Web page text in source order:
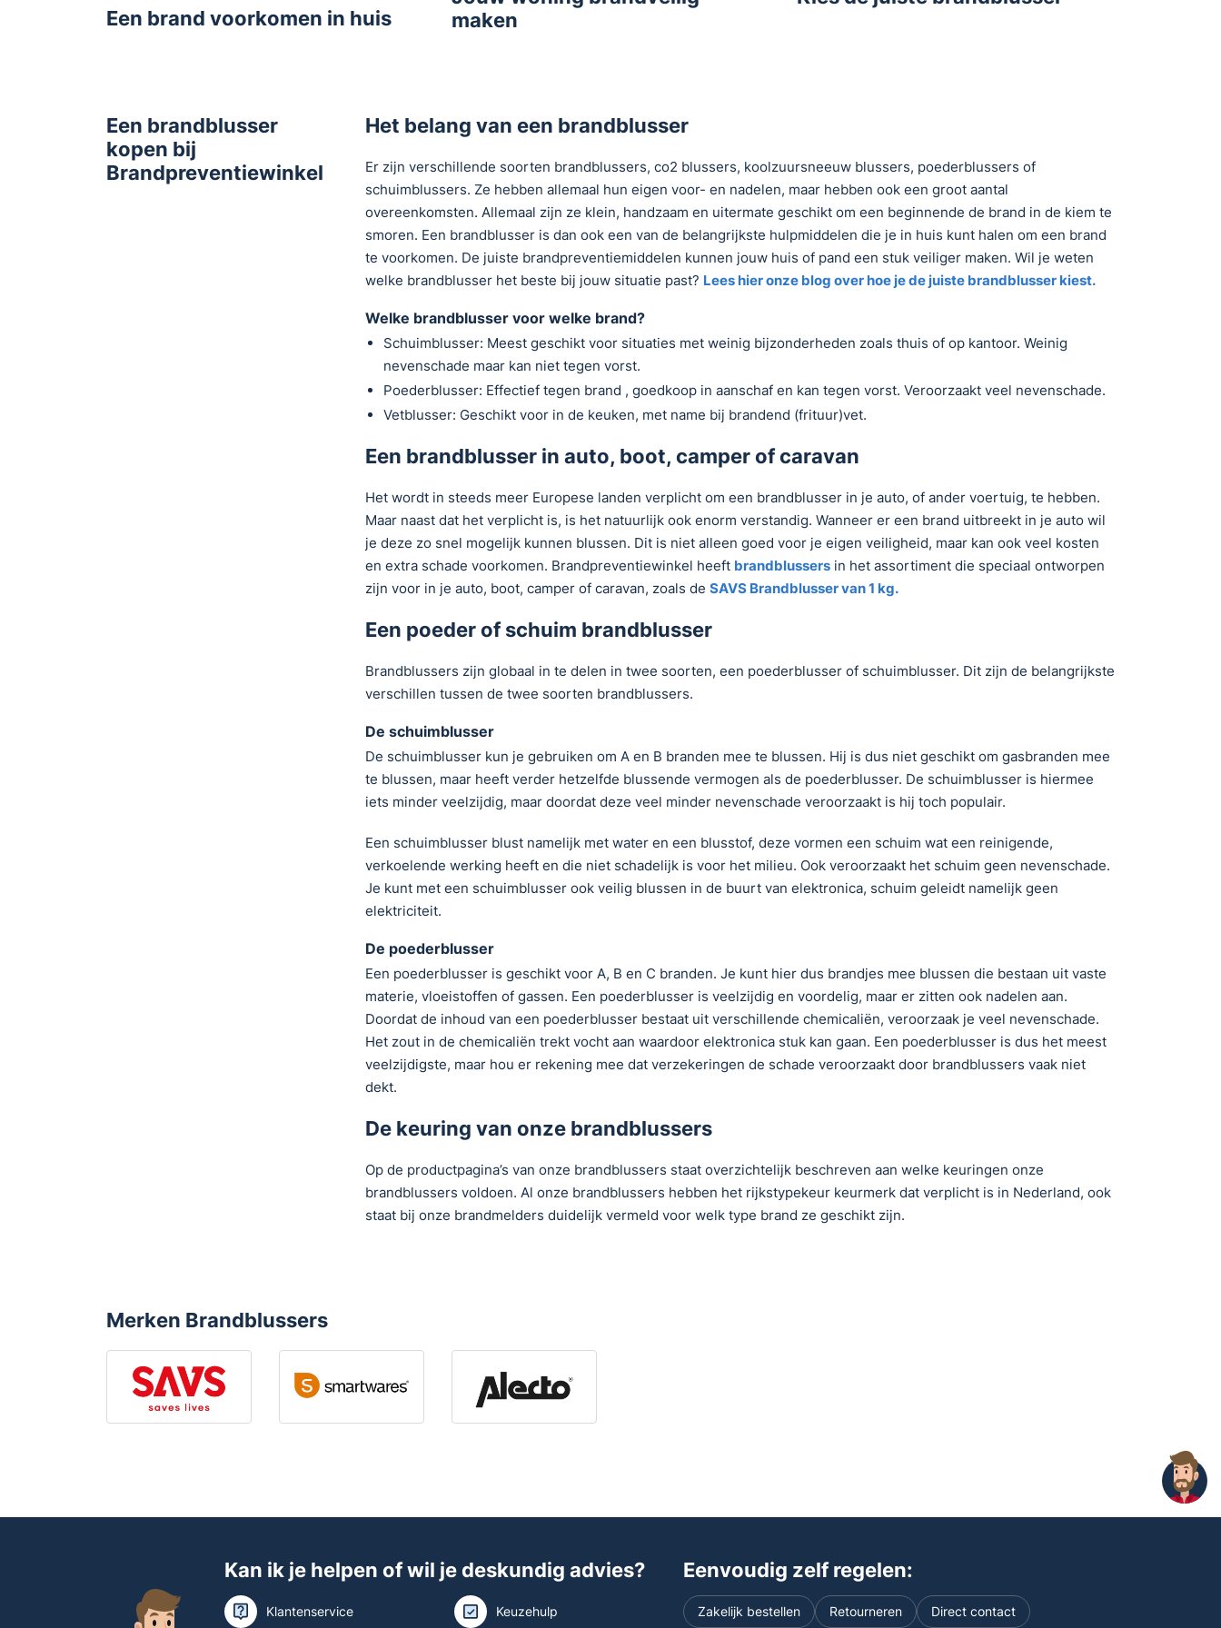
Een brand voorkomen in huis
maken
Een brandblusser
kopen bij
Brandpreventiewinkel
Het belang van een brandblusser
Er zijn verschillende soorten brandblussers, co2 blussers, koolzuursneeuw blussers, poederblussers of
schuimblussers. Ze hebben allemaal hun eigen voor- en nadelen, maar hebben ook een groot aantal
overeenkomsten. Allemaal zijn ze klein, handzaam en uitermate geschikt om een beginnende de brand in de kiem te
smoren. Een brandblusser is dan ook een van de belangrijkste hulpmiddelen die je in huis kunt halen om een brand
te voorkomen. De juiste brandpreventiemiddelen kunnen jouw huis of pand een stuk veiliger maken. Wil je weten
welke brandblusser het beste bij jouw situatie past? Lees hier onze blog over hoe je de juiste brandblusser kiest.
Welke brandblusser voor welke brand?
Schuimblusser: Meest geschikt voor situaties met weinig bijzonderheden zoals thuis of op kantoor. Weinig
nevenschade maar kan niet tegen vorst.
Poederblusser: Effectief tegen brand , goedkoop in aanschaf en kan tegen vorst. Veroorzaakt veel nevenschade.
Vetblusser: Geschikt voor in de keuken, met name bij brandend (frituur)vet.
Een brandblusser in auto, boot, camper of caravan
Het wordt in steeds meer Europese landen verplicht om een brandblusser in je auto, of ander voertuig, te hebben.
Maar naast dat het verplicht is, is het natuurlijk ook enorm verstandig. Wanneer er een brand uitbreekt in je auto wil
je deze zo snel mogelijk kunnen blussen. Dit is niet alleen goed voor je eigen veiligheid, maar kan ook veel kosten
en extra schade voorkomen. Brandpreventiewinkel heeft brandblussers in het assortiment die speciaal ontworpen
zijn voor in je auto, boot, camper of caravan, zoals de SAVS Brandblusser van 1 kg.
Een poeder of schuim brandblusser
Brandblussers zijn globaal in te delen in twee soorten, een poederblusser of schuimblusser. Dit zijn de belangrijkste
verschillen tussen de twee soorten brandblussers.
De schuimblusser
De schuimblusser kun je gebruiken om A en B branden mee te blussen. Hij is dus niet geschikt om gasbranden mee
te blussen, maar heeft verder hetzelfde blussende vermogen als de poederblusser. De schuimblusser is hiermee
iets minder veelzijdig, maar doordat deze veel minder nevenschade veroorzaakt is hij toch populair.
Een schuimblusser blust namelijk met water en een blusstof, deze vormen een schuim wat een reinigende,
verkoelende werking heeft en die niet schadelijk is voor het milieu. Ook veroorzaakt het schuim geen nevenschade.
Je kunt met een schuimblusser ook veilig blussen in de buurt van elektronica, schuim geleidt namelijk geen
elektriciteit.
De poederblusser
Een poederblusser is geschikt voor A, B en C branden. Je kunt hier dus brandjes mee blussen die bestaan uit vaste
materie, vloeistoffen of gassen. Een poederblusser is veelzijdig en voordelig, maar er zitten ook nadelen aan.
Doordat de inhoud van een poederblusser bestaat uit verschillende chemicaliën, veroorzaak je veel nevenschade.
Het zout in de chemicaliën trekt vocht aan waardoor elektronica stuk kan gaan. Een poederblusser is dus het meest
veelzijdigste, maar hou er rekening mee dat verzekeringen de schade veroorzaakt door brandblussers vaak niet
dekt.
De keuring van onze brandblussers
Op de productpagina’s van onze brandblussers staat overzichtelijk beschreven aan welke keuringen onze
brandblussers voldoen. Al onze brandblussers hebben het rijkstypekeur keurmerk dat verplicht is in Nederland, ook
staat bij onze brandmelders duidelijk vermeld voor welk type brand ze geschikt zijn.
Merken Brandblussers
Kan ik je helpen of wil je deskundig advies?
Klantenservice Keuzehulp
Eenvoudig zelf regelen:
Zakelijk bestellen Retourneren Direct contact